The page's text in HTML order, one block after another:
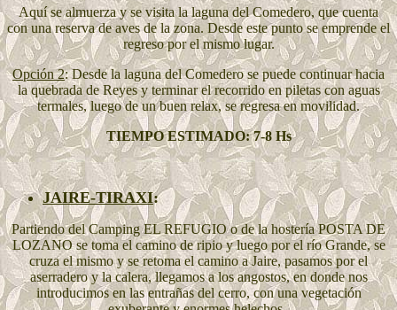
Aquí se almuerza y se visita la laguna del Comedero, que cuenta
con una reserva de aves de la zona. Desde este punto se emprende el
regreso por el mismo lugar.
Opción 2: Desde la laguna del Comedero se puede continuar hacia
la quebrada de Reyes y terminar el recorrido en piletas con aguas
termales, luego de un buen relax, se regresa en movilidad.
TIEMPO ESTIMADO: 7-8 Hs
JAIRE-TIRAXI:
Partiendo del Camping EL REFUGIO o de la hostería POSTA DE
LOZANO se toma el camino de ripio y luego por el río Grande, se
cruza el mismo y se retoma el camino a Jaire, pasamos por el
aserradero y la calera, llegamos a los angostos, en donde nos
introducimos en las entrañas del cerro, con una vegetación